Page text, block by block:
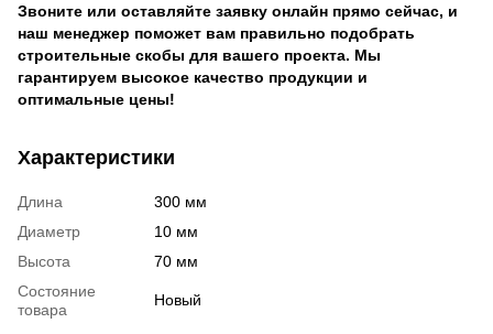
Звоните или оставляйте заявку онлайн прямо сейчас, и
наш менеджер поможет вам правильно подобрать
строительные скобы для вашего проекта. Мы
гарантируем высокое качество продукции и
оптимальные цены!
Характеристики
Длина
300 мм
Диаметр
10 мм
Высота
70 мм
Состояние
товара
Новый